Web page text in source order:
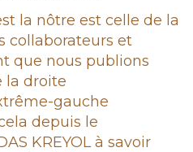
la nôtre est celle de la
collaborateurs et
que nous publions
la droite
gauche
depuis le
KREYOL à savoir